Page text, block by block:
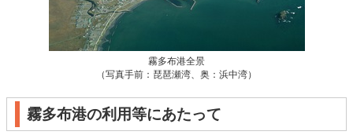
霧多布港全景
（写真手前：琵琶瀬湾、奥：浜中湾）
霧多布港の利用等にあたって